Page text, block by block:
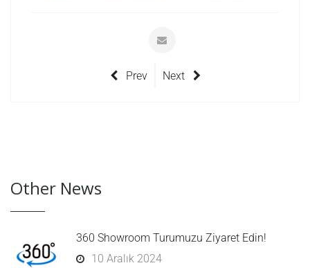
Prev Next
Other News
360 Showroom Turumuzu Ziyaret Edin!
10 Aralık 2024